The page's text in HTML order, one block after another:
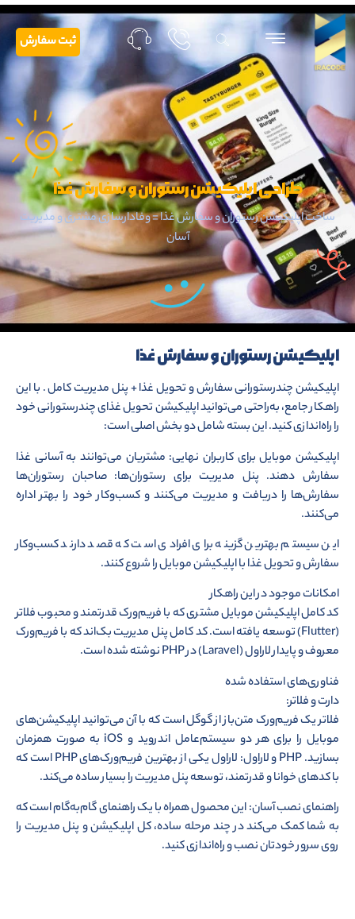
ثبت سفارش
طراحی اپلیکیشن رستوران و سفارش غذا
ساخت اپلیکیشن رستوران و سفارش غذا = وفادارسازی مشتری و مدیریت
آسان
اپلیکیشن رستوران و سفارش غذا
اپلیکیشن چندرستورانی سفارش و تحویل غذا + پنل مدیریت کامل . با این
راهکار جامع، به‌راحتی می‌توانید اپلیکیشن تحویل غذای چندرستورانی خود
را راه‌اندازی کنید. این بسته شامل دو بخش اصلی است:
اپلیکیشن موبایل برای کاربران نهایی: مشتریان می‌توانند به آسانی غذا
سفارش دهند. پنل مدیریت برای رستوران‌ها: صاحبان رستوران‌ها
سفارش‌ها را دریافت و مدیریت می‌کنند و کسب‌وکار خود را بهتر اداره
می‌کنند.
این سیستم بهترین گزینه برای افرادی است که قصد دارند کسب‌وکار
سفارش و تحویل غذا با اپلیکیشن موبایل را شروع کنند.
امکانات موجود در این راهکار
کد کامل اپلیکیشن موبایل مشتری که با فریم‌ورک قدرتمند و محبوب فلاتر
(Flutter) توسعه یافته است. کد کامل پنل مدیریت بک‌اند که با فریم‌ورک
معروف و پایدار لاراول (Laravel) در PHP نوشته شده است.
فناوری‌های استفاده شده
دارت و فلاتر:
فلاتر یک فریم‌ورک متن‌باز از گوگل است که با آن می‌توانید اپلیکیشن‌های
موبایل را برای هر دو سیستم‌عامل اندروید و iOS به صورت همزمان
بسازید. PHP و لاراول: لاراول یکی از بهترین فریم‌ورک‌های PHP است که
با کدهای خوانا و قدرتمند، توسعه پنل مدیریت را بسیار ساده می‌کند.
راهنمای نصب آسان: این محصول همراه با یک راهنمای گام‌به‌گام است که
به شما کمک می‌کند در چند مرحله ساده، کل اپلیکیشن و پنل مدیریت را
روی سرور خودتان نصب و راه‌اندازی کنید.